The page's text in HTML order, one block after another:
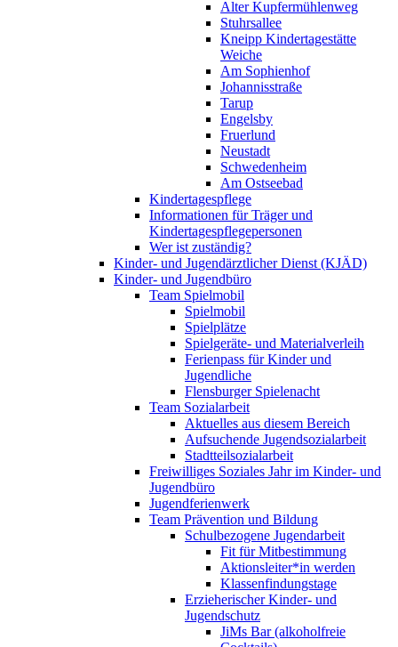
Alter Kupfermühlenweg
Stuhrsallee
Kneipp Kindertagestätte
Weiche
Am Sophienhof
Johannisstraße
Tarup
Engelsby
Fruerlund
Neustadt
Schwedenheim
Am Ostseebad
Kindertagespflege
Informationen für Träger und
Kindertagespflegepersonen
Wer ist zuständig?
Kinder- und Jugendärztlicher Dienst (KJÄD)
Kinder- und Jugendbüro
Team Spielmobil
Spielmobil
Spielplätze
Spielgeräte- und Materialverleih
Ferienpass für Kinder und
Jugendliche
Flensburger Spielenacht
Team Sozialarbeit
Aktuelles aus diesem Bereich
Aufsuchende Jugendsozialarbeit
Stadtteilsozialarbeit
Freiwilliges Soziales Jahr im Kinder- und
Jugendbüro
Jugendferienwerk
Team Prävention und Bildung
Schulbezogene Jugendarbeit
Fit für Mitbestimmung
Aktionsleiter*in werden
Klassenfindungstage
Erzieherischer Kinder- und
Jugendschutz
JiMs Bar (alkoholfreie